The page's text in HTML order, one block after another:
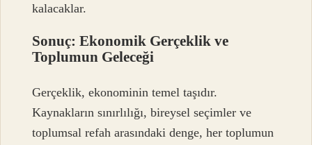
kalacaklar.
Sonuç: Ekonomik Gerçeklik ve
Toplumun Geleceği
Gerçeklik, ekonominin temel taşıdır.
Kaynakların sınırlılığı, bireysel seçimler ve
toplumsal refah arasındaki denge, her toplumun